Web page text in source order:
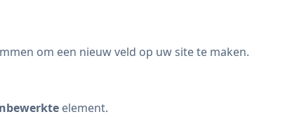
om een nieuw veld op uw site te maken.
element.